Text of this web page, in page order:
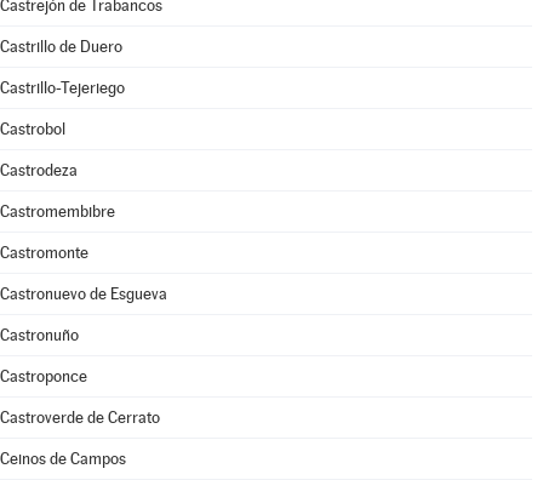
Castrejón de Trabancos
Castrillo de Duero
Castrillo-Tejeriego
Castrobol
Castrodeza
Castromembibre
Castromonte
Castronuevo de Esgueva
Castronuño
Castroponce
Castroverde de Cerrato
Ceinos de Campos